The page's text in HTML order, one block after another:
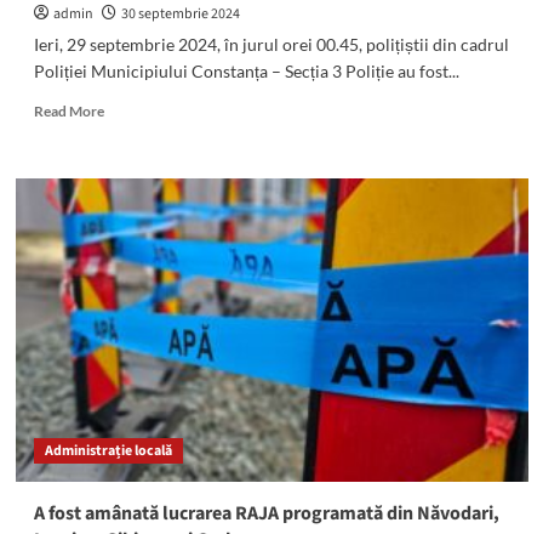
peste
de
sancțiuni
admin
30 septembrie 2024
Ieri, 29 septembrie 2024, în jurul orei 00.45, polițiștii din cadrul
Poliției Municipiului Constanța – Secția 3 Poliție au fost...
Read MoreRead
O
femeie
a
sunat
la
poliție
că
este
agresată
de
concubin:
Oamenii
legii
prins
Administrație locală
A fost amânată lucrarea RAJA programată din Năvodari,